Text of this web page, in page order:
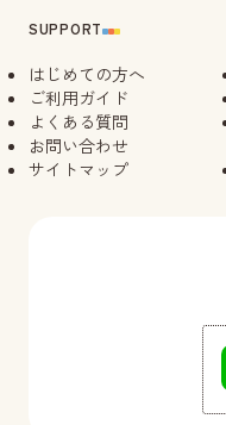
SUPPORT
はじめての方へ
ご利用ガイド
よくある質問
お問い合わせ
サイトマップ